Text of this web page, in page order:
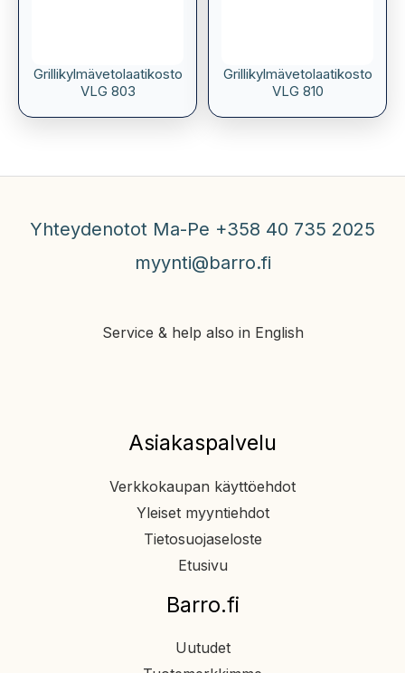
Grillikylmävetolaatikosto
VLG 803
Grillikylmävetolaatikosto
VLG 810
Yhteydenotot Ma-Pe +358 40 735 2025
myynti@barro.fi
Service & help also in English
Asiakaspalvelu
Verkkokaupan käyttöehdot
Yleiset myyntiehdot
Tietosuojaseloste
Etusivu
Barro.fi
Uutudet